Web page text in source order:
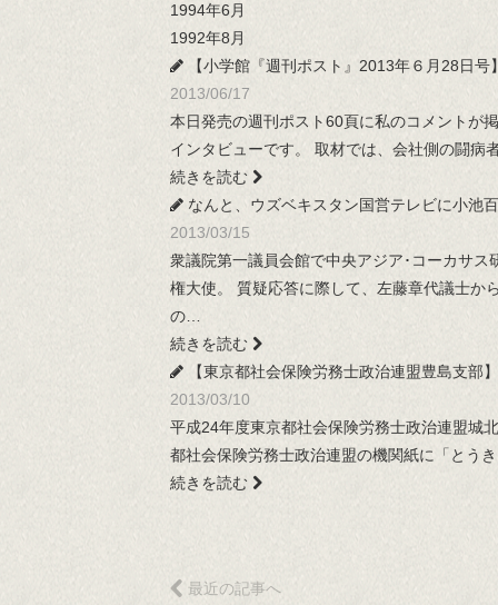
1994年6月
1992年8月
【小学館『週刊ポスト』2013年６月28日
2013/06/17
本日発売の週刊ポスト60頁に私のコメントが
インタビューです。 取材では、会社側の闘
続きを読む
なんと、ウズベキスタン国営テレビに小池
2013/03/15
衆議院第一議員会館で中央アジア･コーカサ
権大使。 質疑応答に際して、左藤章代議士か
の…
続きを読む
【東京都社会保険労務士政治連盟豊島支部
2013/03/10
平成24年度東京都社会保険労務士政治連盟城
都社会保険労務士政治連盟の機関紙に「とう
続きを読む
最近の記事へ